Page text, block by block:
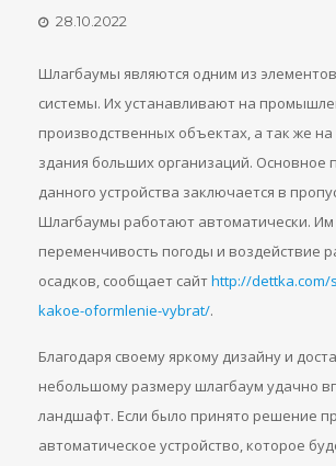
28.10.2022
Шлагбаумы являются одним из
системы. Их устанавливают на
производственных объектах, а так же
здания больших организаций. Основное
данного устройства заключается в
Шлагбаумы работают автоматически.
переменчивость погоды и воздействие
осадков, сообщает сайтhttp://dettka.com/
kakoe-oformlenie-vybrat/.
Благодаря своему яркому дизайну и
небольшому размеру шлагбаум удачно
ландшафт. Если было принято решение
автоматическое устройство, которое